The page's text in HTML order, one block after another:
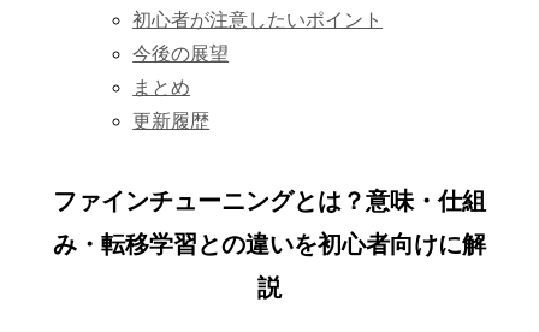
初心者が注意したいポイント
今後の展望
まとめ
更新履歴
ファインチューニングとは？意味・仕組
み・転移学習との違いを初心者向けに解
説